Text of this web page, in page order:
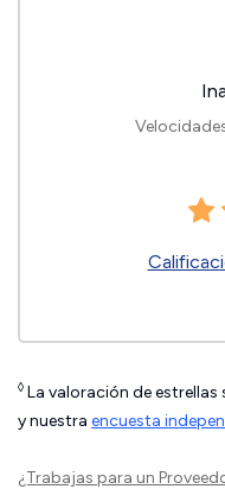
◊ La valoración de estrellas
y nuestra encuesta
¿Trabajas para un